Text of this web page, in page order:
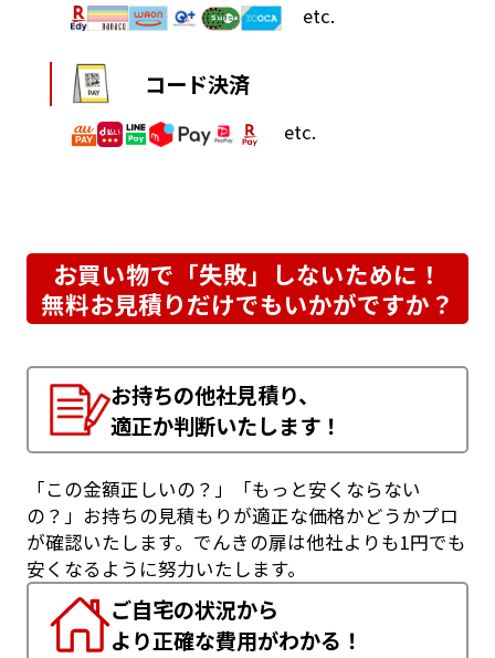
etc.
コード決済
etc.
お買い物で「失敗」しないために！
無料お見積りだけでもいかがですか？
お持ちの他社見積り、
適正か判断いたします！
「この金額正しいの？」「もっと安くならない
の？」お持ちの見積もりが適正な価格かどうかプロ
が確認いたします。でんきの扉は他社よりも1円でも
安くなるように努力いたします。
ご自宅の状況から
より正確な費用がわかる！